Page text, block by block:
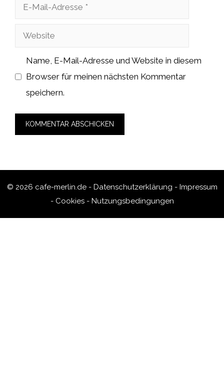
Adresse
Website
Name, E-Mail-Adresse und Website in diesem
Browser für meinen nächsten Kommentar
speichern.
© 2026 cafe-merlin.de - Datenschutzerklärung - Impressum
- Cookies- Nutzungsbedingungen